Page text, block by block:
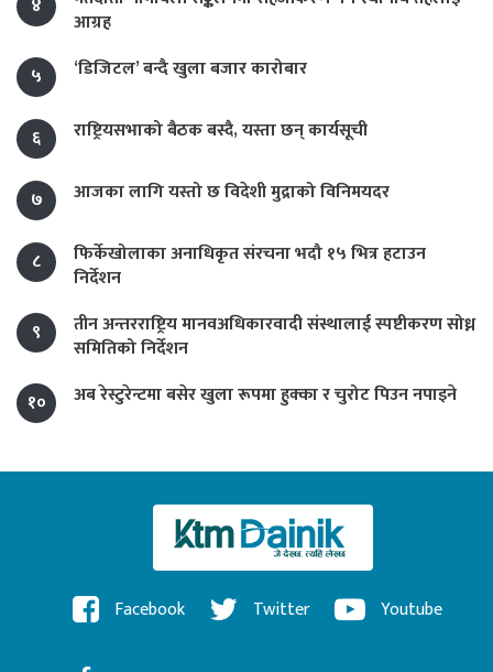
४
आग्रह
५
‘डिजिटल’ बन्दै खुला बजार कारोबार
६ राष्ट्रियसभाको बैठक बस्दै, यस्ता छन् कार्यसूची
७ आजका लागि यस्तो छ विदेशी मुद्राको विनिमयदर
८
फिर्केखोलाका अनाधिकृत संरचना भदौ १५ भित्र हटाउन
निर्देशन
९
तीन अन्तरराष्ट्रिय मानवअधिकारवादी संस्थालाई स्पष्टीकरण सोध्न
समितिको निर्देशन
१०
अब रेस्टुरेन्टमा बसेर खुला रूपमा हुक्का र चुरोट पिउन नपाइने
Facebook Twitter Youtube